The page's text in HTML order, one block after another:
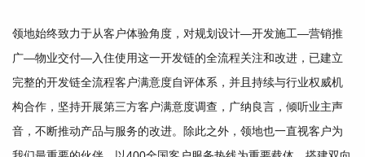
领地始终致力于从客户体验角度，对规划设计—开发施工—营销推
广—物业交付—入住使用这一开发链的全流程关注和改进，已建立
完整的开发链全流程客户满意度自评体系，并且持续与行业权威机
构合作，坚持开展第三方客户满意度调查，广纳良言，倾听业主声
音，不断推动产品与服务的改进。除此之外，领地也一直视客户为